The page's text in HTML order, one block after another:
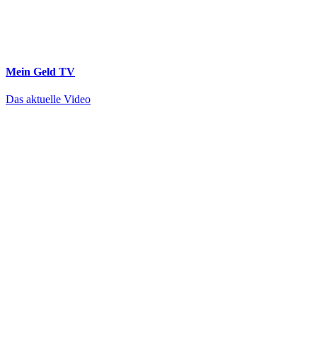
Mein Geld TV
Das aktuelle Video